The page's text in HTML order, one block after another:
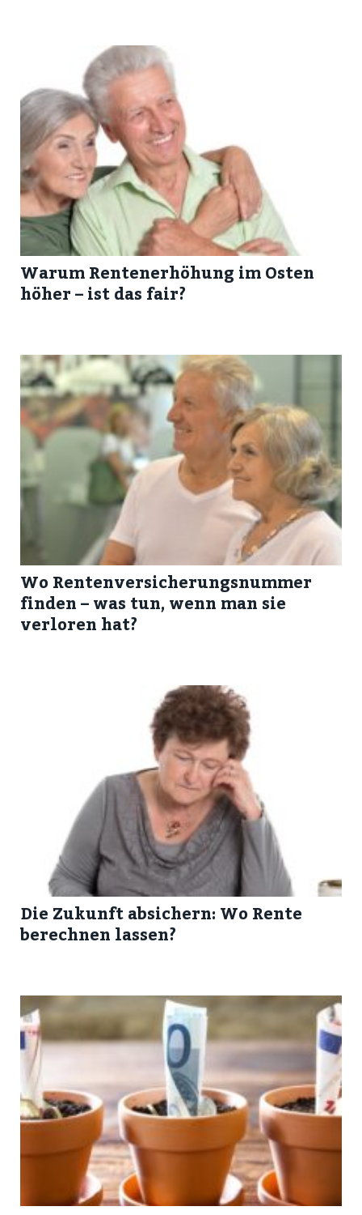
Warum Rentenerhöhung im Osten
höher – ist das fair?
Wo Rentenversicherungsnummer
finden – was tun, wenn man sie
verloren hat?
Die Zukunft absichern: Wo Rente
berechnen lassen?